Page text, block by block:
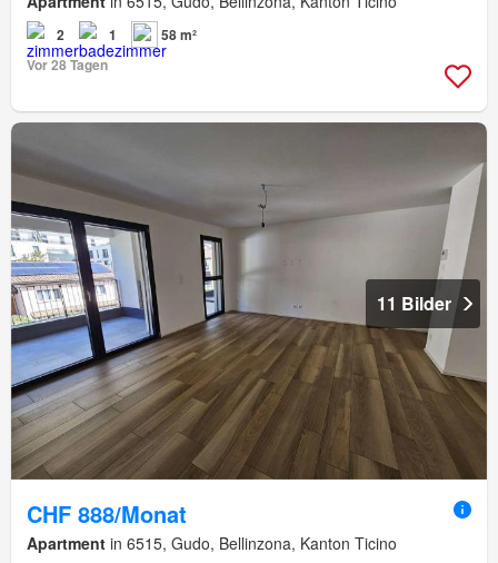
2 1
58 m²
Vor 28 Tagen
11 Bilder
CHF 888/Monat
Apartment in 6515, Gudo, Bellinzona, Kanton Ticino